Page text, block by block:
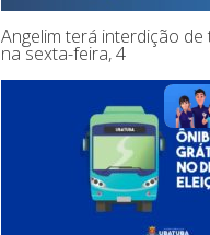
Angelim terá interdição de
na sexta-feira, 4